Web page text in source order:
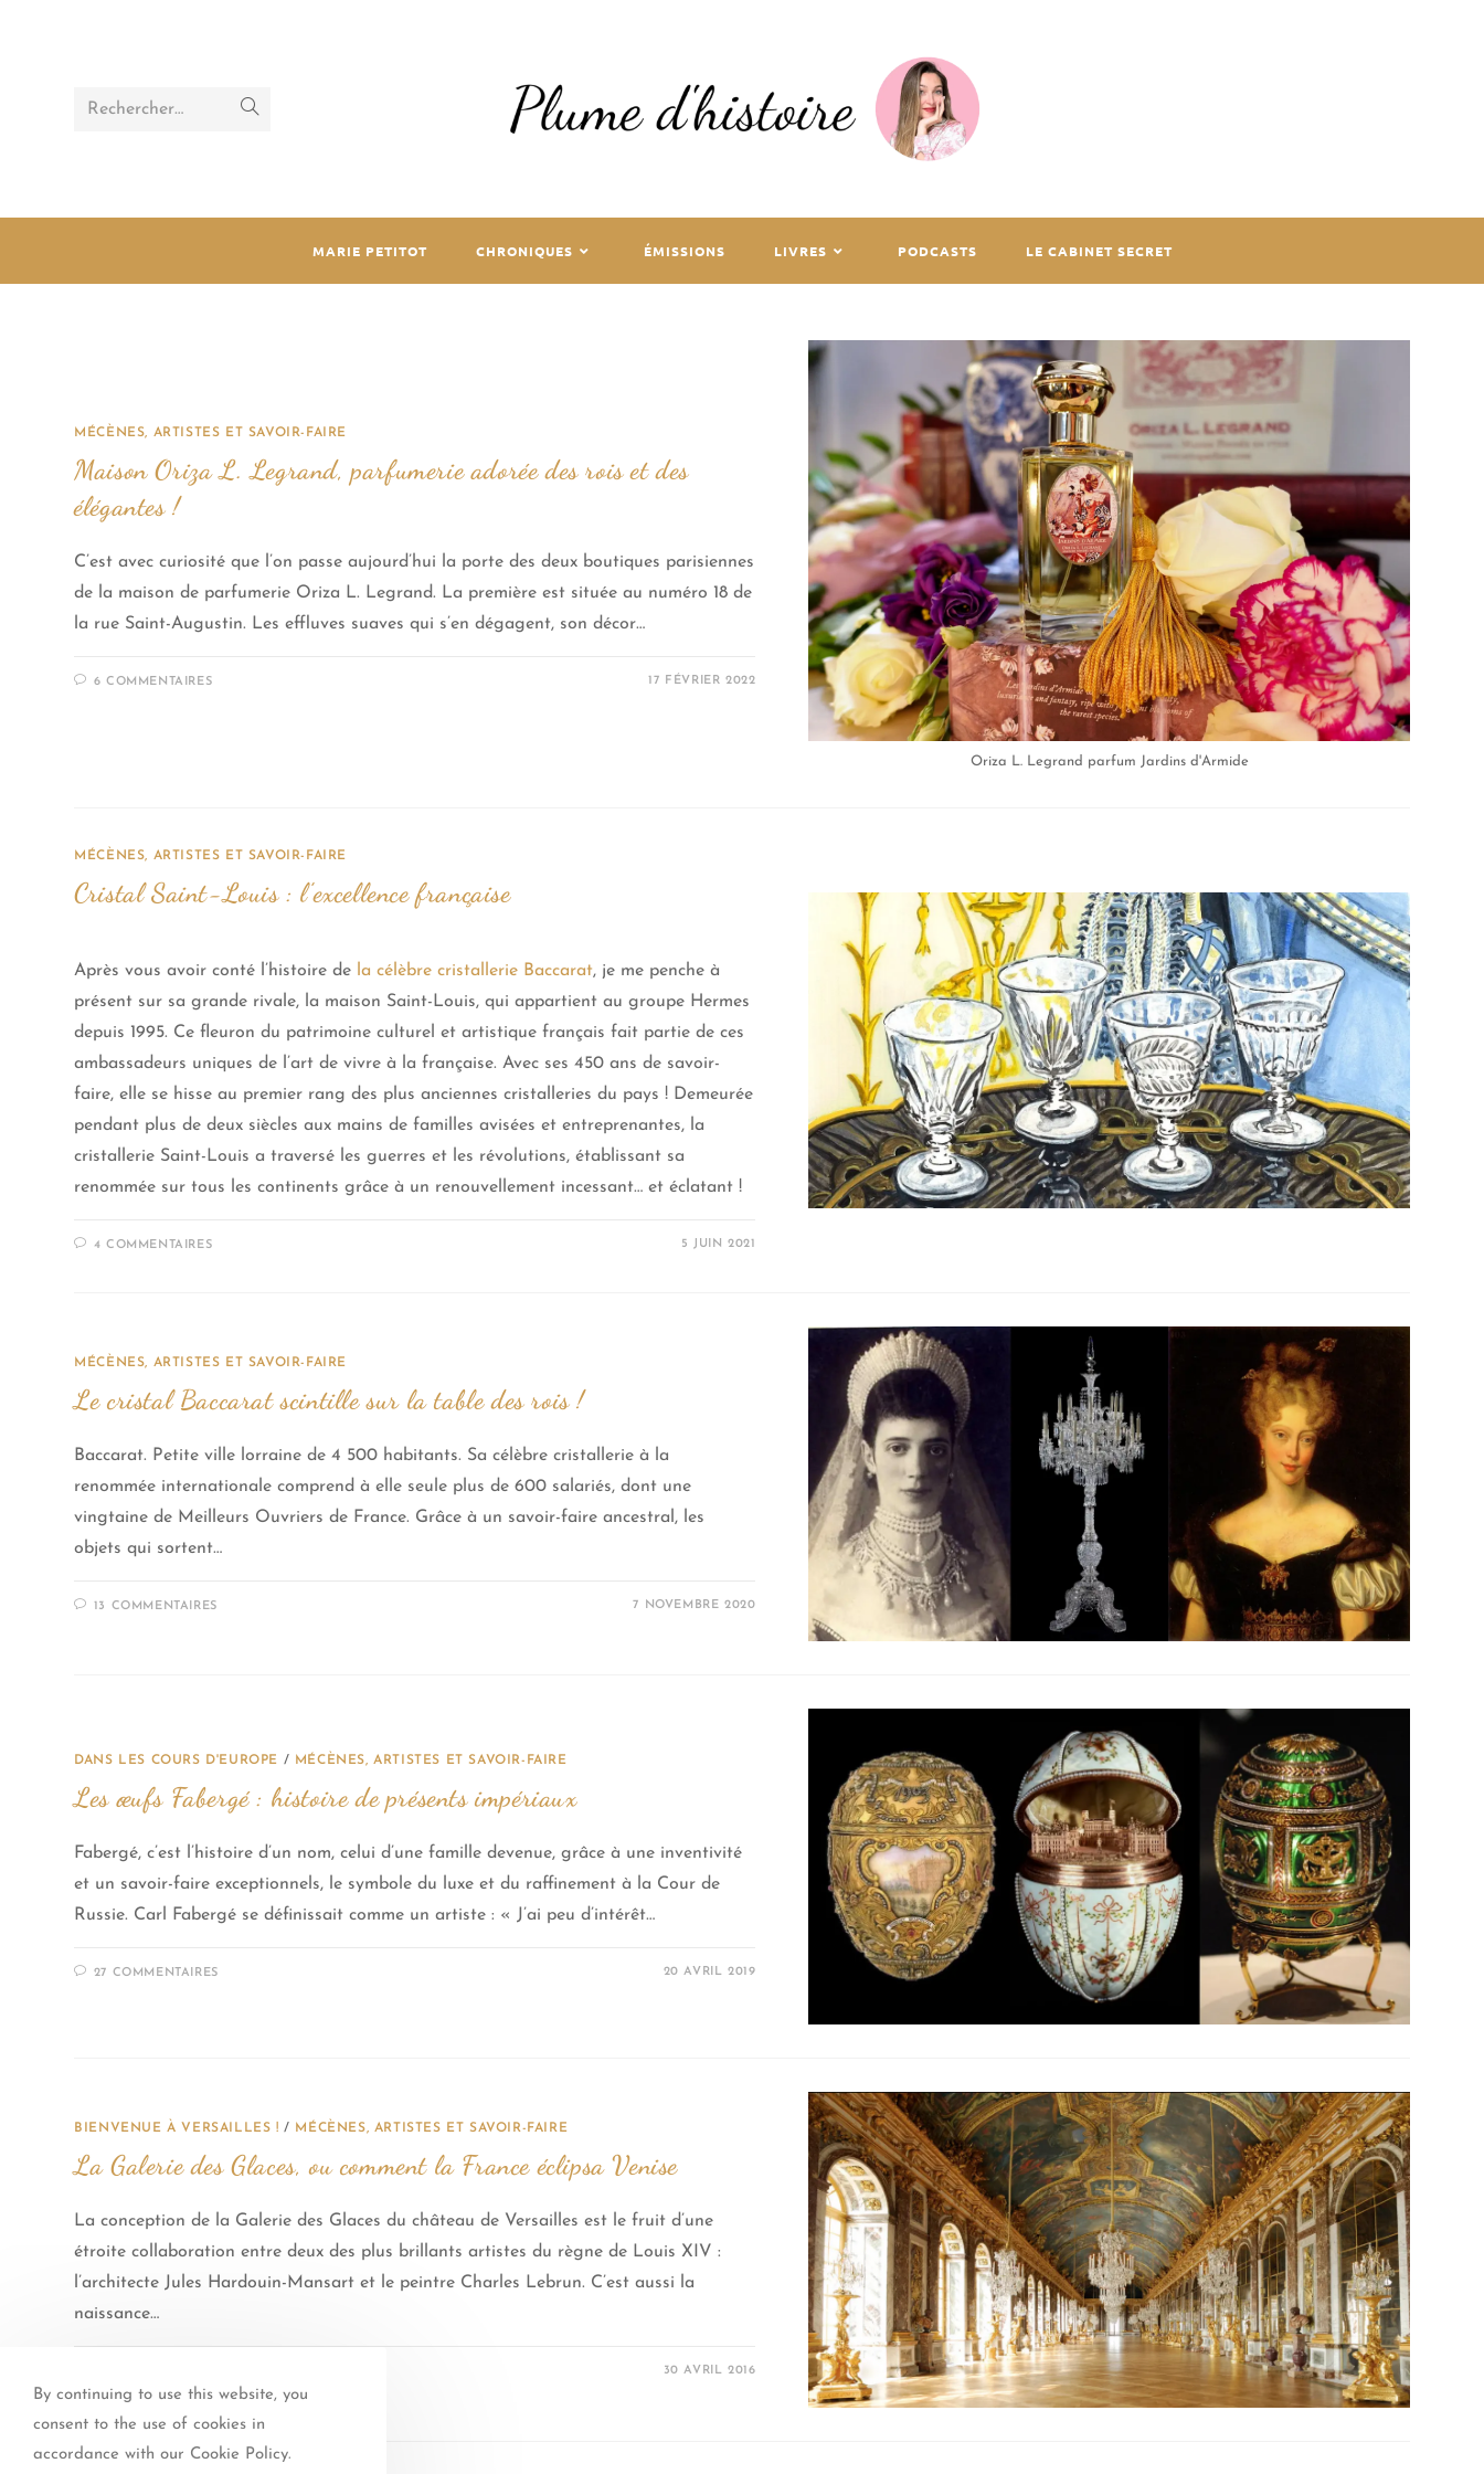
Rechercher…
MARIE PETITOT CHRONIQUES ÉMISSIONS LIVRES PODCASTS LE CABINET SECRET
MÉCÈNES, ARTISTES ET SAVOIR-FAIRE
Maison Oriza L. Legrand, parfumerie adorée des rois et des
élégantes !
C’est avec curiosité que l’on passe aujourd’hui la porte des deux boutiques parisiennes
de la maison de parfumerie Oriza L. Legrand. La première est située au numéro 18 de
la rue Saint-Augustin. Les effluves suaves qui s’en dégagent, son décor…
6 COMMENTAIRES 17 FÉVRIER 2022
Oriza L. Legrand parfum Jardins d'Armide
MÉCÈNES, ARTISTES ET SAVOIR-FAIRE
Cristal Saint-Louis : l’excellence française
Après vous avoir conté l’histoire de la célèbre cristallerie Baccarat, je me penche à
présent sur sa grande rivale, la maison Saint-Louis, qui appartient au groupe Hermes
depuis 1995. Ce fleuron du patrimoine culturel et artistique français fait partie de ces
ambassadeurs uniques de l’art de vivre à la française. Avec ses 450 ans de savoir-
faire, elle se hisse au premier rang des plus anciennes cristalleries du pays ! Demeurée
pendant plus de deux siècles aux mains de familles avisées et entreprenantes, la
cristallerie Saint-Louis a traversé les guerres et les révolutions, établissant sa
renommée sur tous les continents grâce à un renouvellement incessant… et éclatant !
4 COMMENTAIRES 5 JUIN 2021
MÉCÈNES, ARTISTES ET SAVOIR-FAIRE
Le cristal Baccarat scintille sur la table des rois !
Baccarat. Petite ville lorraine de 4 500 habitants. Sa célèbre cristallerie à la
renommée internationale comprend à elle seule plus de 600 salariés, dont une
vingtaine de Meilleurs Ouvriers de France. Grâce à un savoir-faire ancestral, les
objets qui sortent…
13 COMMENTAIRES 7 NOVEMBRE 2020
DANS LES COURS D'EUROPE / MÉCÈNES, ARTISTES ET SAVOIR-FAIRE
Les œufs Fabergé : histoire de présents impériaux
Fabergé, c’est l’histoire d’un nom, celui d’une famille devenue, grâce à une inventivité
et un savoir-faire exceptionnels, le symbole du luxe et du raffinement à la Cour de
Russie. Carl Fabergé se définissait comme un artiste : « J’ai peu d’intérêt…
27 COMMENTAIRES 20 AVRIL 2019
BIENVENUE À VERSAILLES ! / MÉCÈNES, ARTISTES ET SAVOIR-FAIRE
La Galerie des Glaces, ou comment la France éclipsa Venise
La conception de la Galerie des Glaces du château de Versailles est le fruit d’une
étroite collaboration entre deux des plus brillants artistes du règne de Louis XIV :
l’architecte Jules Hardouin-Mansart et le peintre Charles Lebrun. C’est aussi la
naissance…
30 AVRIL 2016
By continuing to use this website, you
consent to the use of cookies in
accordance with our Cookie Policy.